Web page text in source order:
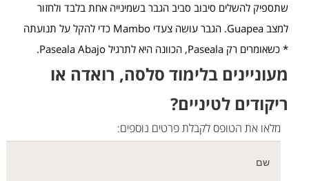
שתספיק להשלים סיבוב סביב הגבר בשמינייה אחת בלבד ולחזור
למצב Guapea. הגבר עושה צעדי Mambo כדי להקל על תנועתה
* כשאומרים רק Paseala, הכוונה היא לתרגיל Paseala Abajo.
מעוניינים בלימוד סלסה, רואדה או
ריקודים לטיניים?
מלאו את הטופס לקבלת פרטים נוספים: